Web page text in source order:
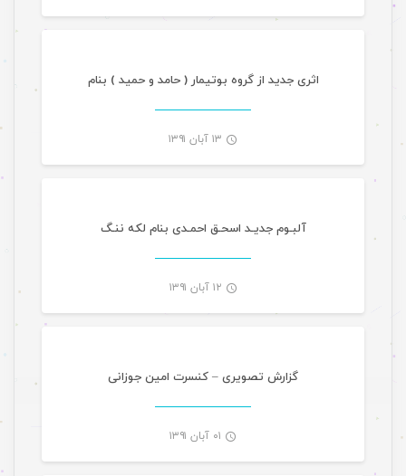
اثری جدید از گروه بوتیمار ( حامد و حمید ) بنام
۱۳ آبان ۱۳۹۱
آلبـوم جدیـد اسحـق احمـدی بنام لکه ننـگ
۱۲ آبان ۱۳۹۱
گزارش تصویری – کنسرت امین جوزانی
۰۱ آبان ۱۳۹۱